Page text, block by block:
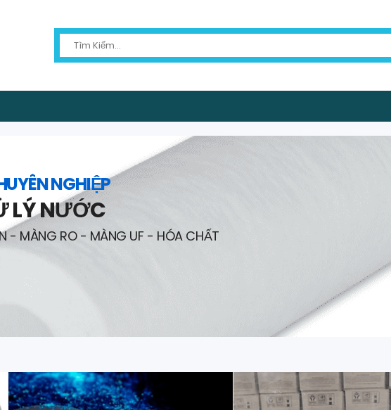
NGHIỆP
LÝ NƯỚC
- MÀNG RO - MÀNG UF - HÓA CHẤT